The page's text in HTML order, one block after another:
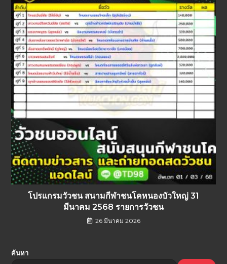
โปรแกรมวัวชน สนามกีฬาชนโคหนองบัวใหญ่ 31
มีนาคม 2568 รายการวัวชน
26 มีนาคม 2026
ค้นหา